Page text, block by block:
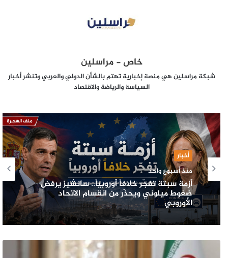
خاص - مراسلين
شبكة مراسلين هي منصة إخبارية تهتم بالشأن الدولي والعربي وتنشر أخبار
السياسة والرياضة والاقتصاد
أخبار
منذ أسبوع واحد
أزمة سبتة تفجّر خلافاً أوروبياً.. سانشيز يرفض
ضغوط ميلوني ويحذّر من انقسام الاتحاد
الأوروبي